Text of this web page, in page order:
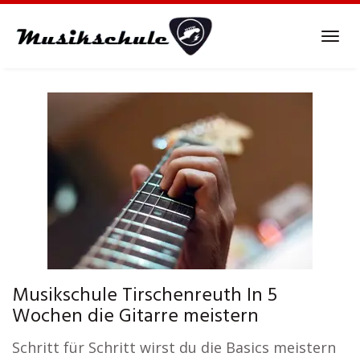
Musikschule Tirschenreuth In 5
Wochen die Gitarre meistern
Schritt für Schritt wirst du die Basics meistern